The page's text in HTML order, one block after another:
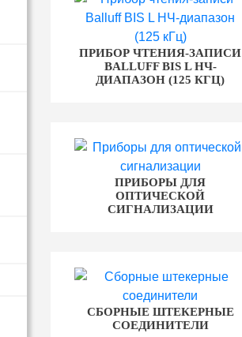
ПРИБОР ЧТЕНИЯ-ЗАПИСИ
BALLUFF BIS L НЧ-
ДИАПАЗОН (125 КГЦ)
ПРИБОРЫ ДЛЯ
ОПТИЧЕСКОЙ
СИГНАЛИЗАЦИИ
СБОРНЫЕ ШТЕКЕРНЫЕ
СОЕДИНИТЕЛИ